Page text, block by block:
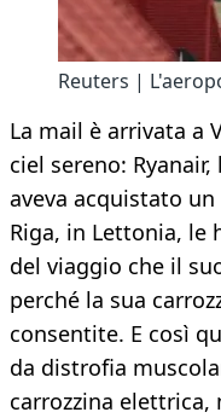
Reuters |
La mail è arrivata a
ciel sereno:
aveva acquistato
Riga, in Lettonia, le
del viaggio che il
perché la sua
consentite. E così
da distrofia
carrozzina